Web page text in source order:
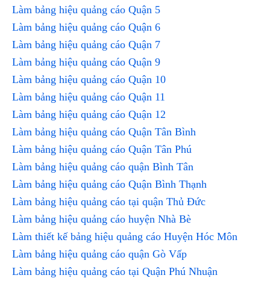
Làm bảng hiệu quảng cáo Quận 5
Làm bảng hiệu quảng cáo Quận 6
Làm bảng hiệu quảng cáo Quận 7
Làm bảng hiệu quảng cáo Quận 9
Làm bảng hiệu quảng cáo Quận 10
Làm bảng hiệu quảng cáo Quận 11
Làm bảng hiệu quảng cáo Quận 12
Làm bảng hiệu quảng cáo Quận Tân Bình
Làm bảng hiệu quảng cáo Quận Tân Phú
Làm bảng hiệu quảng cáo quận Bình Tân
Làm bảng hiệu quảng cáo Quận Bình Thạnh
Làm bảng hiệu quảng cáo tại quận Thủ Đức
Làm bảng hiệu quảng cáo huyện Nhà Bè
Làm thiết kế bảng hiệu quảng cáo Huyện Hóc Môn
Làm bảng hiệu quảng cáo quận Gò Vấp
Làm bảng hiệu quảng cáo tại Quận Phú Nhuận